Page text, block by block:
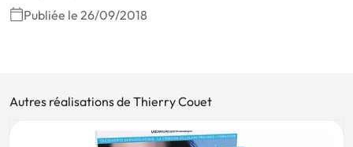
Publiée le 26/09/2018
Autres réalisations de Thierry Couet